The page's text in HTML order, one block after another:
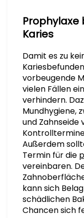
Karies
Damit es zu
vorbeugende
vielen Fällen
verhindern.
Mundhygiene,
und Zahnseide
Außerdem
Termin für die
vereinbaren.
kann sich
schädlichen
Chancen sich